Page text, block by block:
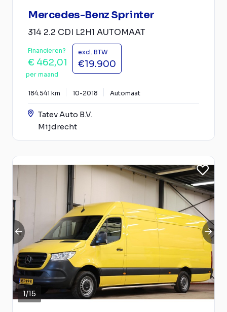
Mercedes-Benz Sprinter
314 2.2 CDI L2H1 AUTOMAAT
Financieren?
€ 462,01
per maand
excl. BTW
€19.900
184.541 km 10-2018 Automaat
Tatev Auto B.V.
Mijdrecht
1/15